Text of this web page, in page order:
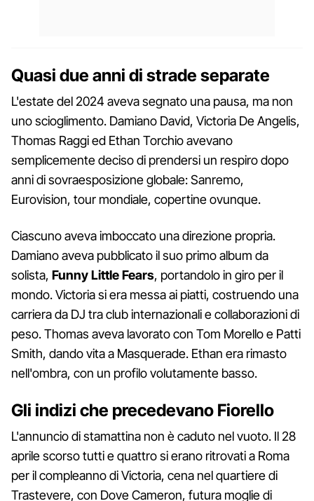
Quasi due anni di strade separate
L'estate del 2024 aveva segnato una pausa, ma non
uno scioglimento. Damiano David, Victoria De Angelis,
Thomas Raggi ed Ethan Torchio avevano
semplicemente deciso di prendersi un respiro dopo
anni di sovraesposizione globale: Sanremo,
Eurovision, tour mondiale, copertine ovunque.
Ciascuno aveva imboccato una direzione propria.
Damiano aveva pubblicato il suo primo album da
solista, Funny Little Fears, portandolo in giro per il
mondo. Victoria si era messa ai piatti, costruendo una
carriera da DJ tra club internazionali e collaborazioni di
peso. Thomas aveva lavorato con Tom Morello e Patti
Smith, dando vita a Masquerade. Ethan era rimasto
nell'ombra, con un profilo volutamente basso.
Gli indizi che precedevano Fiorello
L'annuncio di stamattina non è caduto nel vuoto. Il 28
aprile scorso tutti e quattro si erano ritrovati a Roma
per il compleanno di Victoria, cena nel quartiere di
Trastevere, con Dove Cameron, futura moglie di